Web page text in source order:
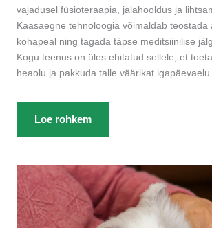
vajadusel füsioteraapia, jalahooldus ja
Kaasaegne tehnoloogia võimaldab teostada
kohapeal ning tagada täpse meditsiinilise
Kogu teenus on üles ehitatud sellele, et
heaolu ja pakkuda talle väärikat igapäevaelu.
Loe rohkem